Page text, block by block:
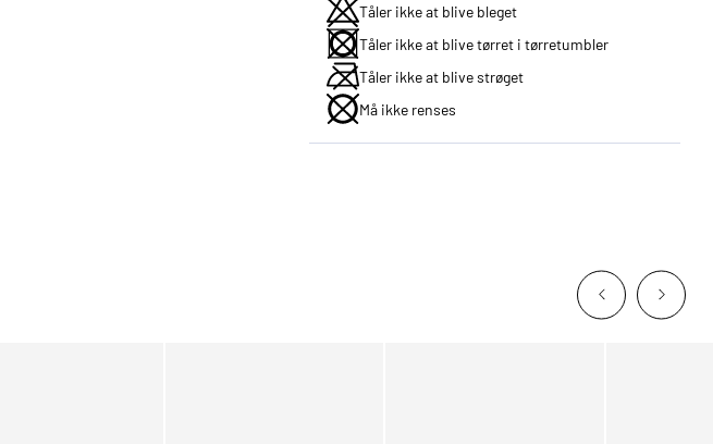
Tåler ikke at blive bleget
Tåler ikke at blive tørret i tørretumbler
Tåler ikke at blive strøget
Må ikke renses